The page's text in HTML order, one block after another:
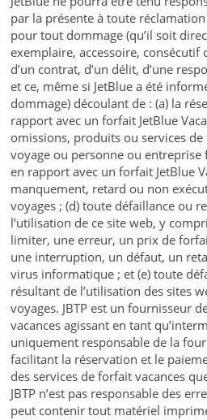
par la présente à toute réclamation
pour tout dommage (qu’il soit
exemplaire, accessoire, consécutif
d’un contrat, d’un délit, d’une
et ce, même si JetBlue a été
dommage) découlant de : (a) la
rapport avec un forfait JetBlue
omissions, produits ou services
voyage ou personne ou entreprise
en rapport avec un forfait JetBlue
manquement, retard ou non
voyages ; (d) toute défaillance ou
l’utilisation de ce site web, y
limiter, une erreur, un prix de
une interruption, un défaut, un
virus informatique ; et (e) toute
résultant de l’utilisation des sites
voyages. JBTP est un fournisseur
vacances agissant en tant
uniquement responsable de la
facilitant la réservation et le
des services de forfait vacances
JBTP n’est pas responsable des
peut contenir tout matériel